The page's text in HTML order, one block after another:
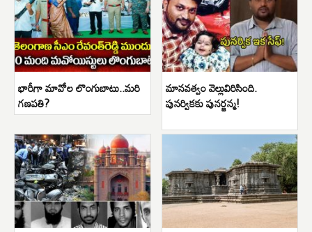
భారీగా మావోల లొంగుబాటు..మరి
గణపతి?
మానవత్వం వెల్లువిరిసింది.
పునర్వికకు పునర్జన్మ!